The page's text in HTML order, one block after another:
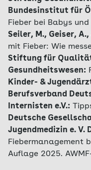
Bundesinstitut für
Fieber bei Babys und
Seiler, M., Geiser,
mit Fieber: Wie
Stiftung für
Gesundheitswesen:
Kinder- &
Berufsverband
Internisten e.V.:
Deutsche
Jugendmedizin e. V.
Fiebermanagement
Auflage 2025.